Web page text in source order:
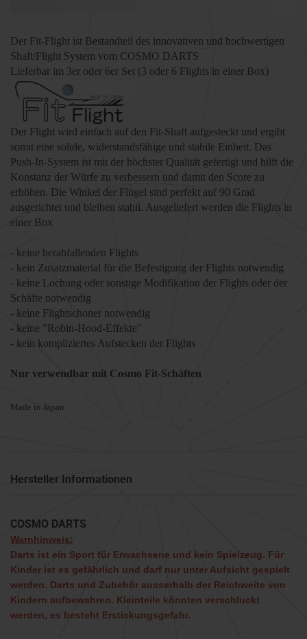
Der Fit-Flight ist Bestandteil des innovativen und hochwertigen
Shaft/Flight System vom COSMO DARTS
Lieferbar im 3er oder 6er Set (3 oder 6 Flights in einer Box)
Der Flight wird einfach auf den Fit-Shaft aufgesteckt und ergibt
somit eine solide, widerstandsfähige und stabile Einheit. Das
Push-In-System ist mit der höchster Qualität gefertigt und hilft die
Konstanz der Würfe zu verbessern und damit den Score zu
erhöhen. Die Winkel der Flügel sind perfekt auf 90 Grad
ausgerichtet und bleiben stabil. Ausgeliefert werden die Flights in
einer Box
- keine herabfallenden Flights
- kein Zusatzmaterial für die Befestigung der Flights notwendig
- keine Lochung oder sonstige Modifikation der Flights oder der
Schäfte notwendig
- keine Flightschoner notwendig
- keine "Robin-Hood-Effekte"
- kein kompliziertes Aufstecken der Flights
Nur verwendbar mit Cosmo Fit-Schäften
Made in Japan
Hersteller Informationen
COSMO DARTS
Warnhinweis:
Darts ist ein Sport für Erwachsene und kein Spielzeug. Für
Kinder ist es gefährlich und darf nur unter Aufsicht gespielt
werden. Darts und Zubehör ausserhalb der Reichweite von
Kindern aufbewahren. Kleinteile könnten verschluckt
werden, es besteht Erstickungsgefahr.